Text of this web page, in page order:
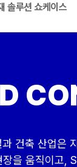
솔루션 쇼케이스
과 건축 산업은
을 움직이고,